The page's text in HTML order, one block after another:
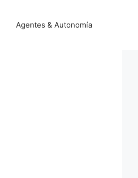
Agentes & Autonomía